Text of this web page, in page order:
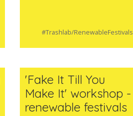
#Trashlab/RenewableFestivals
'Fake It Till You
Make It' workshop -
renewable festivals